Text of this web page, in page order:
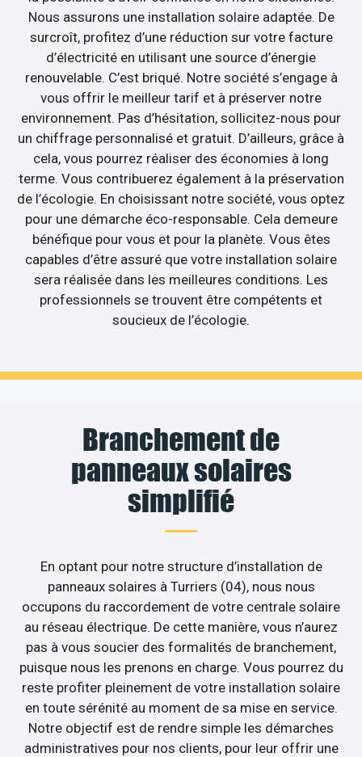
Nous assurons une installation solaire adaptée. De
surcroît, profitez d’une réduction sur votre facture
d’électricité en utilisant une source d’énergie
renouvelable. C’est briqué. Notre société s’engage à
vous offrir le meilleur tarif et à préserver notre
environnement. Pas d’hésitation, sollicitez-nous pour
un chiffrage personnalisé et gratuit. D’ailleurs, grâce à
cela, vous pourrez réaliser des économies à long
terme. Vous contribuerez également à la préservation
de l’écologie. En choisissant notre société, vous optez
pour une démarche éco-responsable. Cela demeure
bénéfique pour vous et pour la planète. Vous êtes
capables d’être assuré que votre installation solaire
sera réalisée dans les meilleures conditions. Les
professionnels se trouvent être compétents et
soucieux de l’écologie.
Branchement de
panneaux solaires
simplifié
En optant pour notre structure d’installation de
panneaux solaires à Turriers (04), nous nous
occupons du raccordement de votre centrale solaire
au réseau électrique. De cette manière, vous n’aurez
pas à vous soucier des formalités de branchement,
puisque nous les prenons en charge. Vous pourrez du
reste profiter pleinement de votre installation solaire
en toute sérénité au moment de sa mise en service.
Notre objectif est de rendre simple les démarches
administratives pour nos clients, pour leur offrir une